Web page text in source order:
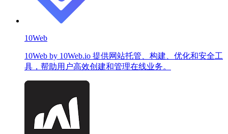
10Web
10Web by 10Web.io 提供网站托管、构建、优化和安全工
具，帮助用户高效创建和管理在线业务。